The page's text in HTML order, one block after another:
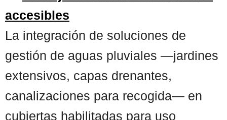
accesibles
La integración de soluciones de
gestión de aguas pluviales —jardines
extensivos, capas drenantes,
canalizaciones para recogida— en
cubiertas habilitadas para uso